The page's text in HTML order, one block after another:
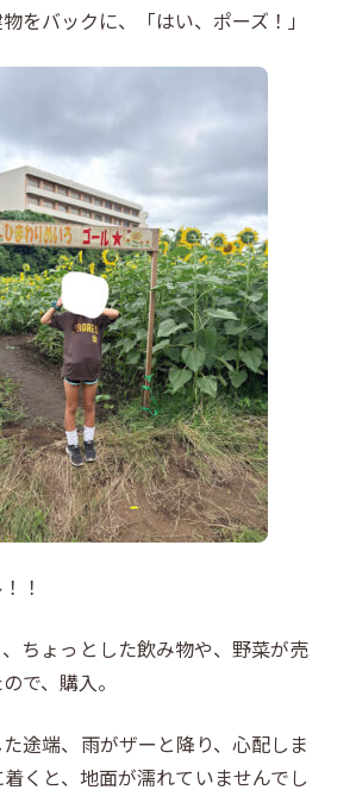
をバックに、「はい、ポーズ！」
！
ちょっとした飲み物や、野菜が売
で、購入。
途端、雨がザーと降り、心配しま
くと、地面が濡れていませんでし